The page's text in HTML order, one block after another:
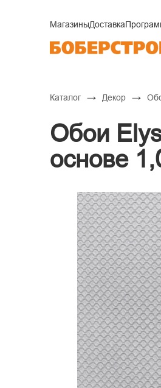
МагазиныДоставка
Каталог → Декор →
Обои
основе